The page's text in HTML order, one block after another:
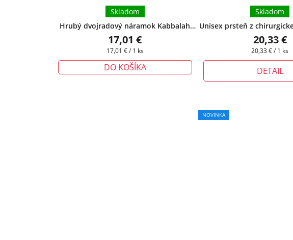
Hrubý dvojradový náramok Kabbalah
+ darčeková krabička zadarmo
Skladom
17,01 €
Jednotková
cena:
17,01 € / 1 ks
DO KOŠÍKA
Unisex prsteň z
+ darčeková
Skladom
20,33 €
Jednotková
cena:
20,33 € / 1 ks
DETAIL
NOVINKA